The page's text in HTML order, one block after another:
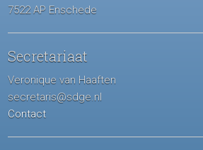
7522 AP Enschede
Secretariaat
Veronique van Haaften
secretaris@sdge.nl
Contact